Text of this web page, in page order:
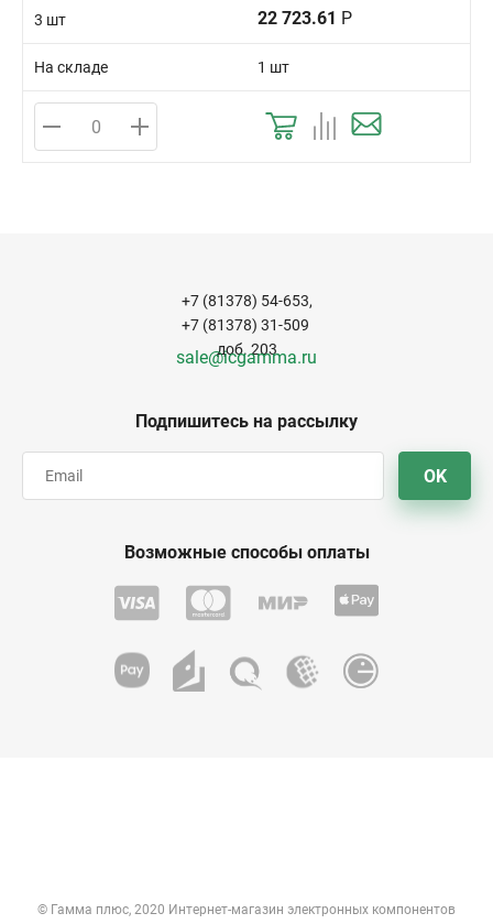
3 шт 22 723.61 Р
На складе 1 шт
Подпишитесь на рассылку
OK
+7 (81378) 54-653,
+7 (81378) 31-509
доб. 203
sale@icgamma.ru
Возможные способы оплаты
© Гамма плюс, 2020 Интернет-магазин электронных компонентов